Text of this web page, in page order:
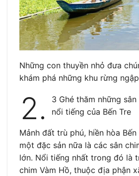
Những con thuyền nhỏ đưa
khám phá những khu rừng
2.
3 Ghé thăm những
nổi tiếng của Bến Tre
Mảnh đất trù phú, hiền hòa
một đặc sản nữa là các sân
lớn. Nổi tiếng nhất trong đó là
chim Vàm Hồ, thuộc địa phận